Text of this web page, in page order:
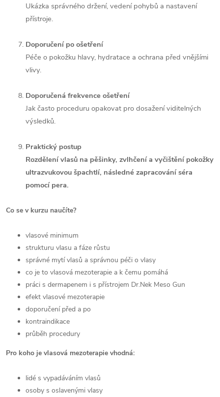
Ukázka správného držení, vedení pohybů a nastavení
přístroje.
Doporučení po ošetření
Péče o pokožku hlavy, hydratace a ochrana před vnějšími
vlivy.
Doporučená frekvence ošetření
Jak často proceduru opakovat pro dosažení viditelných
výsledků.
Praktický postup
Rozdělení vlasů na pěšinky, zvlhčení a vyčištění pokožky
ultrazvukovou špachtlí, následné zapracování séra
pomocí pera.
Co se v kurzu naučíte?
vlasové minimum
strukturu vlasu a fáze růstu
správné mytí vlasů a správnou péči o vlasy
co je to vlasová mezoterapie a k čemu pomáhá
práci s dermapenem i s přístrojem Dr.Nek Meso Gun
efekt vlasové mezoterapie
doporučení před a po
kontraindikace
průběh procedury
Pro koho je vlasová mezoterapie vhodná:
lidé s vypadáváním vlasů
osoby s oslavenými vlasy